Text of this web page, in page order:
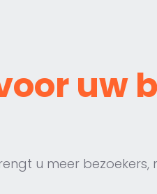
uw
u meer bezoekers,